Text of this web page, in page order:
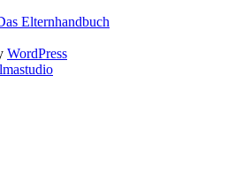
Elternhandbuch
WordPress